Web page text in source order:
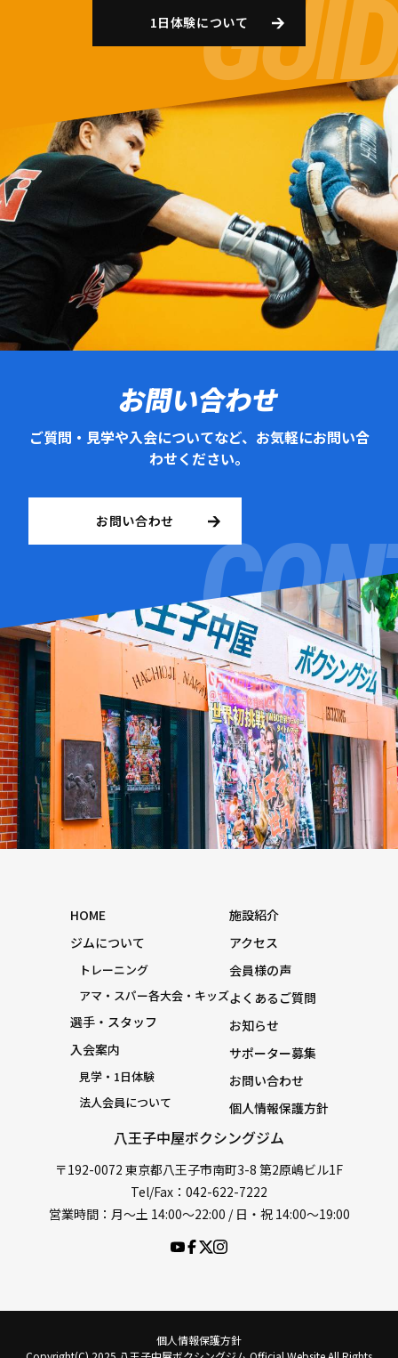
1日体験について
お問い合わせ
ご質問・見学や入会についてなど、お気軽にお問い合
わせください。
お問い合わせ
八王子中屋ボクシングジム
〒192-0072 東京都八王子市南町3-8 第2原嶋ビル1F
Tel/Fax：042-622-7222
営業時間：月〜土 14:00〜22:00 / 日・祝 14:00〜19:00
HOME
ジムについて
トレーニング
アマ・スパー各大会・キッズ
選手・スタッフ
入会案内
見学・1日体験
法人会員について
施設紹介
アクセス
会員様の声
よくあるご質問
お知らせ
サポーター募集
お問い合わせ
個人情報保護方針
個人情報保護方針